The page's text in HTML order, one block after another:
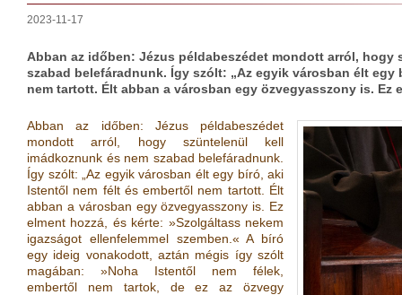
2023-11-17
Abban az időben: Jézus példabeszédet mondott arról, hogy
szabad belefáradnunk. Így szólt: „Az egyik városban élt
nem tartott. Élt abban a városban egy özvegyasszony is. Ez
Abban az időben: Jézus példabeszédet
mondott arról, hogy szüntelenül kell
imádkoznunk és nem szabad belefáradnunk.
Így szólt: „Az egyik városban élt egy bíró, aki
Istentől nem félt és embertől nem tartott. Élt
abban a városban egy özvegyasszony is. Ez
elment hozzá, és kérte: »Szolgáltass nekem
igazságot ellenfelemmel szemben.« A bíró
egy ideig vonakodott, aztán mégis így szólt
magában: »Noha Istentől nem félek,
embertől nem tartok, de ez az özvegy